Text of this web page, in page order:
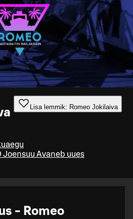
Lisa lemmik: Romeo Jokilaiva
Joensuu Avaneb uues
- Romeo